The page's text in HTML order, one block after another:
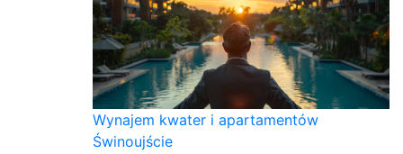
Wynajem kwater i apartamentów
Świnoujście